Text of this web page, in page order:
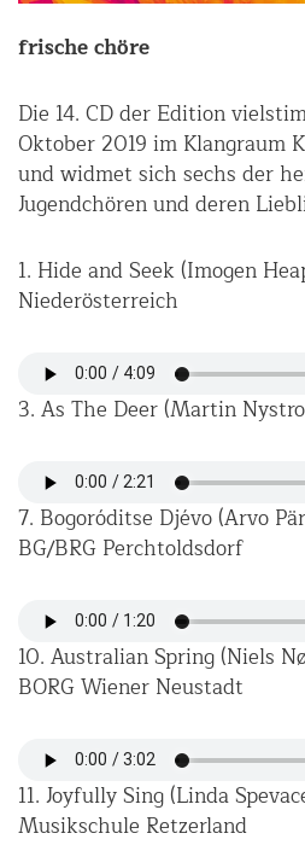
frische chöre
Die 14. CD der Edition
Oktober 2019 im Klangraum
und widmet sich sechs der
Jugendchören und deren
1. Hide and Seek (Imogen
Niederösterreich
3. As The Deer (Martin
7. Bogoróditse Djévo (Arvo
BG/BRG Perchtoldsdorf
10. Australian Spring (Niels
BORG Wiener Neustadt
11. Joyfully Sing (Linda
Musikschule Retzerland